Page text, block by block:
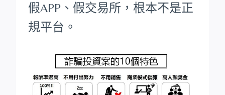
假APP、假交易所，根本不是正
規平台。